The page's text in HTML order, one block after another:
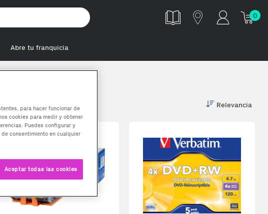
0
Abre tu franquicia
Relevancia
para hacer funcionar de
cookies para medir y obtener
Puedes configurar y
consentimiento en cualquier
Aceptar todas las cookies